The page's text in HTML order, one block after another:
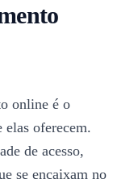
online é o
oferecem.
de acesso,
se encaixam no